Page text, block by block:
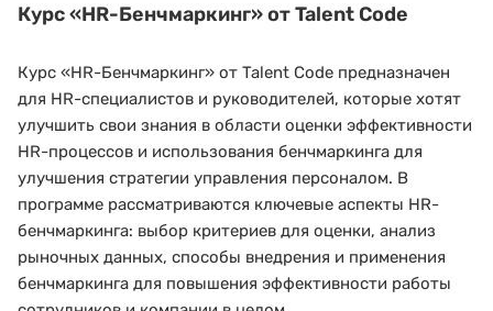
Курс«HR-Бенчмаркинг»от Talent Code
Курс «HR-Бенчмаркинг» от Talent Code предназначен
для HR-специалистов и руководителей, которые хотят
улучшить свои знания в области оценки эффективности
HR-процессов и использования бенчмаркинга для
улучшения стратегии управления персоналом. В
программе рассматриваются ключевые аспекты HR-
бенчмаркинга: выбор критериев для оценки, анализ
рыночных данных, способы внедрения и применения
бенчмаркинга для повышения эффективности работы